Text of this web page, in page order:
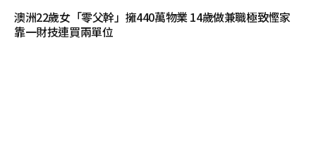
澳洲22歲女「零父幹」擁440萬物業 14歲做兼職極致慳家
靠一財技連買兩單位